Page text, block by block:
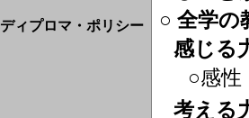
ディプロマ・ポリシー
○ 全学の
感じる
○感性
考える